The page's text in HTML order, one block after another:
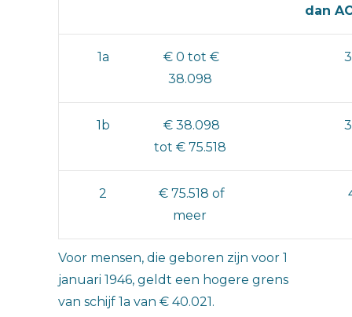
dan
1a
€ 0 tot €
38.098
1b
€ 38.098
tot € 75.518
2
€ 75.518 of
meer
Voor mensen, die geboren zijn voor 1
januari 1946, geldt een hogere grens
van schijf 1a van € 40.021.